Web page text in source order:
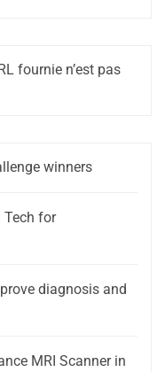
fournie n’est pas
winners
Tech for
diagnosis and
MRI Scanner in